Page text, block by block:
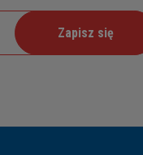
Zapisz się